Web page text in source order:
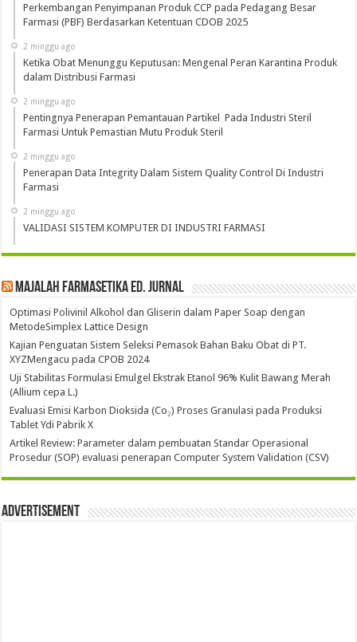
Perkembangan Penyimpanan Produk CCP pada Pedagang Besar
Farmasi (PBF) Berdasarkan Ketentuan CDOB 2025
2 minggu ago
Ketika Obat Menunggu Keputusan: Mengenal Peran Karantina Produk
dalam Distribusi Farmasi
2 minggu ago
Pentingnya Penerapan Pemantauan Partikel Pada Industri Steril
Farmasi Untuk Pemastian Mutu Produk Steril
2 minggu ago
Penerapan Data Integrity Dalam Sistem Quality Control Di Industri
Farmasi
2 minggu ago
VALIDASI SISTEM KOMPUTER DI INDUSTRI FARMASI
Majalah Farmasetika Ed. Jurnal
Optimasi Polivinil Alkohol dan Gliserin dalam Paper Soap dengan
MetodeSimplex Lattice Design
Kajian Penguatan Sistem Seleksi Pemasok Bahan Baku Obat di PT.
XYZMengacu pada CPOB 2024
Uji Stabilitas Formulasi Emulgel Ekstrak Etanol 96% Kulit Bawang Merah
(Allium cepa L.)
Evaluasi Emisi Karbon Dioksida (Co₂) Proses Granulasi pada Produksi
Tablet Ydi Pabrik X
Artikel Review: Parameter dalam pembuatan Standar Operasional
Prosedur (SOP) evaluasi penerapan Computer System Validation (CSV)
Advertisement